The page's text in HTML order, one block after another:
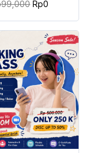
99,000 Rp0